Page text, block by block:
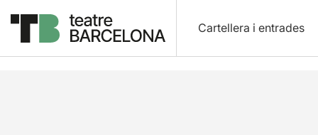
Cartellera i entrades
Descripció Horaris Fitxa artística Info